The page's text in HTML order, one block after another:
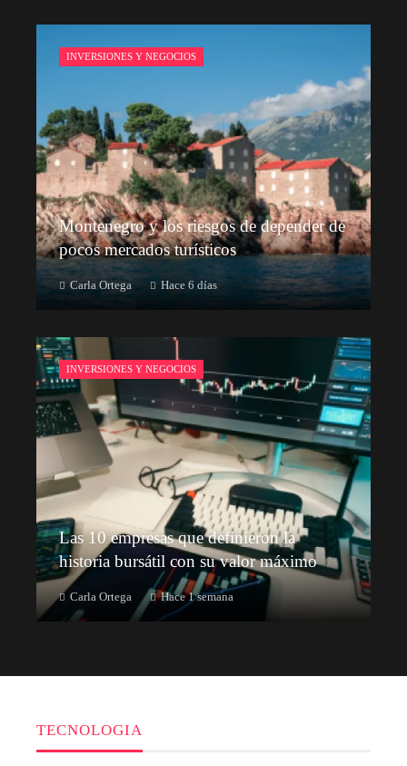
INVERSIONES Y NEGOCIOS
Montenegro y los riesgos de depender de
pocos mercados turísticos
Carla Ortega Hace 6 días
INVERSIONES Y NEGOCIOS
Las 10 empresas que definieron la
historia bursátil con su valor máximo
Carla Ortega Hace 1 semana
TECNOLOGIA